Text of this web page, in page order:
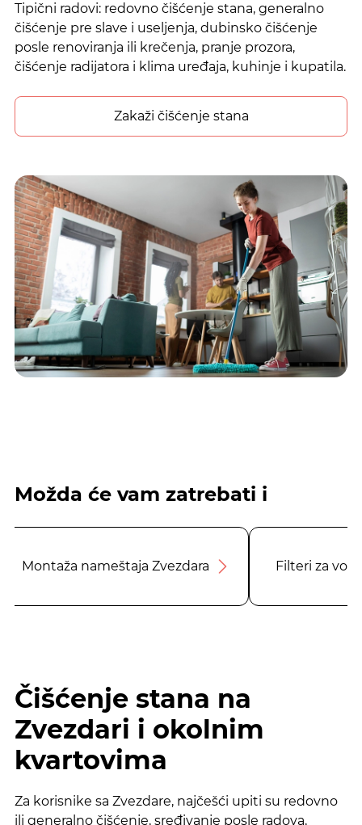
Tipični radovi: redovno čišćenje stana, generalno
čišćenje pre slave i useljenja, dubinsko čišćenje
posle renoviranja ili krečenja, pranje prozora,
čišćenje radijatora i klima uređaja, kuhinje i kupatila.
Zakaži čišćenje stana
Možda će vam zatrebati i
Montaža nameštaja Zvezdara Filteri za
Čišćenje stana na
Zvezdari i okolnim
kvartovima
Za korisnike sa Zvezdare, najčešći upiti su redovno
ili generalno čišćenje, sređivanje posle radova,